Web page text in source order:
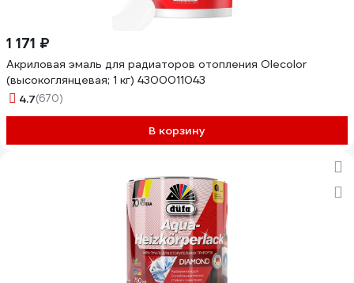
1 171 ₽
Акриловая эмаль для радиаторов отопления Olecolor
(высокоглянцевая; 1 кг) 4300011043
4.7(670)
В корзину